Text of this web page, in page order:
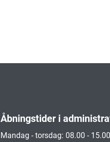
Åbningstider i
Mandag - torsdag: 08.00 - 15.00